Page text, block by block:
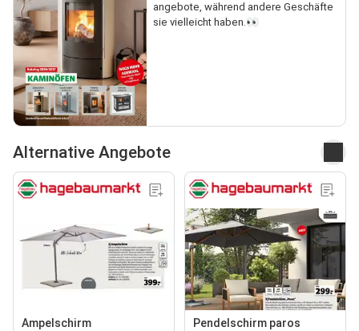
angebote, während andere Geschäfte
sie vielleicht haben.👀
Alternative Angebote
Ampelschirm Pendelschirm paros